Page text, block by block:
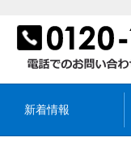
新着情報